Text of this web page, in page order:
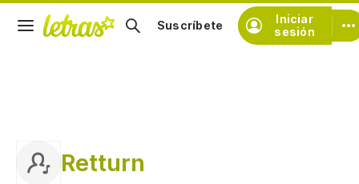
Iniciar
sesión
Suscríbete
Retturn